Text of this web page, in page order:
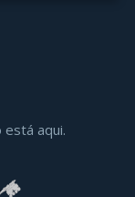
está aqui.